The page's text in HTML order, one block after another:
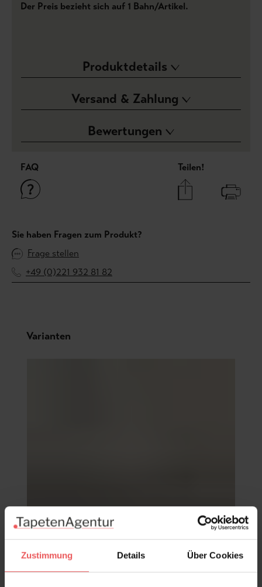
Zustimmung Details Über Cookies
Der Preis bezieht sich auf 1 Bahn/Artikel.
Produktdetails
Versand & Zahlung
Bewertungen
FAQ Teilen!
Sie haben Fragen zum Produkt?
Frage stellen
+49 (0)221 932 81 82
Produktgalerie überspringen
Varianten